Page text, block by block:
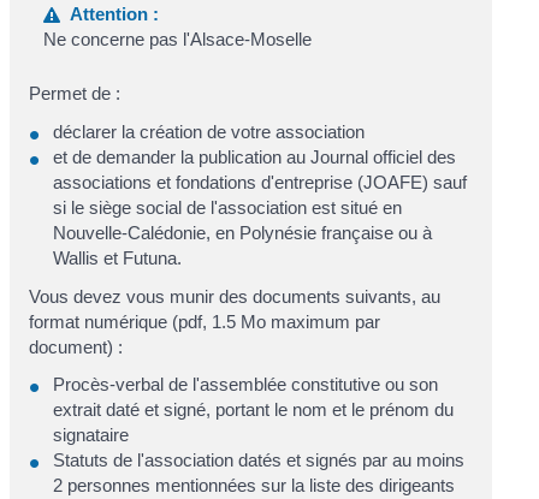
Attention :
Ne concerne pas l'Alsace-Moselle
Permet de :
déclarer la création de votre association
et de demander la publication au Journal officiel des
associations et fondations d'entreprise (JOAFE) sauf
si le siège social de l'association est situé en
Nouvelle-Calédonie, en Polynésie française ou à
Wallis et Futuna.
Vous devez vous munir des documents suivants, au
format numérique (pdf, 1.5 Mo maximum par
document) :
Procès-verbal de l'assemblée constitutive ou son
extrait daté et signé, portant le nom et le prénom du
signataire
Statuts de l'association datés et signés par au moins
2 personnes mentionnées sur la liste des dirigeants